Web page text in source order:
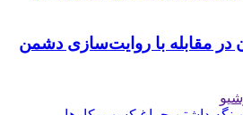
در مقابله با روایت‌سازی دشمن